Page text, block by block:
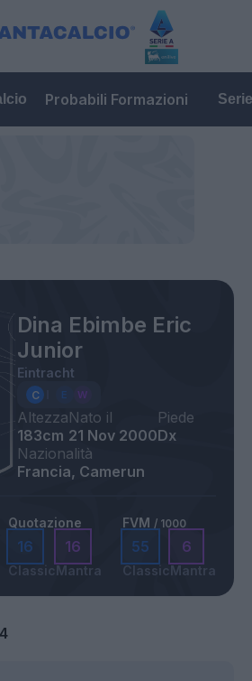
Probabili Formazioni
Dina Ebimbe Eric
Junior
Eintracht
Altezza
183cm
Nato il
21 Nov 2000
Piede
Dx
Nazionalità
Francia, Camerun
Quotazione
16
Classic
16
Mantra
FVM / 1000
55
Classic
6
Mantra